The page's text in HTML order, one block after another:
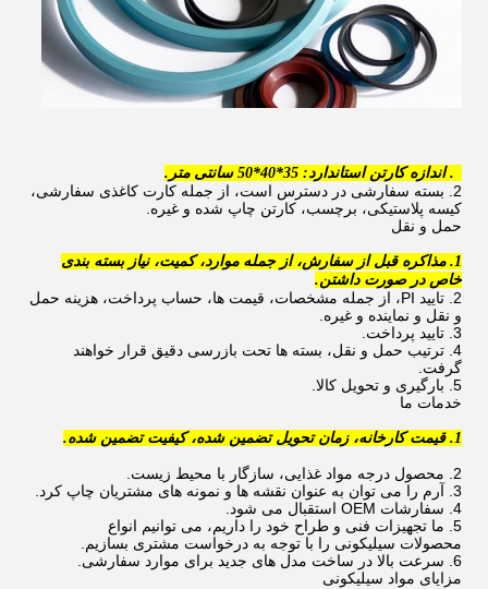
2. بسته سفارشی در دسترس است، از جمله کارت کاغذی سفارشی،
کیسه پلاستیکی، برچسب، کارتن چاپ شده و غیره.
حمل و نقل
1. مذاکره قبل از سفارش، از جمله موارد، کمیت، نیاز بسته بندی
خاص در صورت داشتن.
2. تایید PI، از جمله مشخصات، قیمت ها، حساب پرداخت، هزینه حمل
و نقل و نماینده و غیره.
3. تایید پرداخت.
4. ترتیب حمل و نقل، بسته ها تحت بازرسی دقیق قرار خواهند
گرفت.
5. بارگیری و تحویل کالا.
خدمات ما
1. قیمت کارخانه، زمان تحویل تضمین شده، کیفیت تضمین شده.
2. محصول درجه مواد غذایی، سازگار با محیط زیست.
3. آرم را می توان به عنوان نقشه ها و نمونه های مشتریان چاپ کرد.
4. سفارشات OEM استقبال می شود.
5. ما تجهیزات فنی و طراح خود را داریم، می توانیم انواع
محصولات سیلیکونی را با توجه به درخواست مشتری بسازیم.
6. سرعت بالا در ساخت مدل های جدید برای موارد سفارشی.
مزایای مواد سیلیکونی